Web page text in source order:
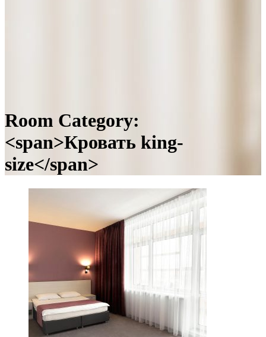
Room Category:
<span>Кровать king-
size</span>